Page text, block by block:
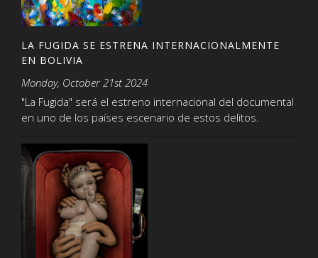
LA FUGIDA SE ESTRENA INTERNACIONALMENTE
EN BOLIVIA
Monday, October 21st 2024
"La Fugida" será el estreno internacional del documental
en uno de los países escenario de estos delitos.